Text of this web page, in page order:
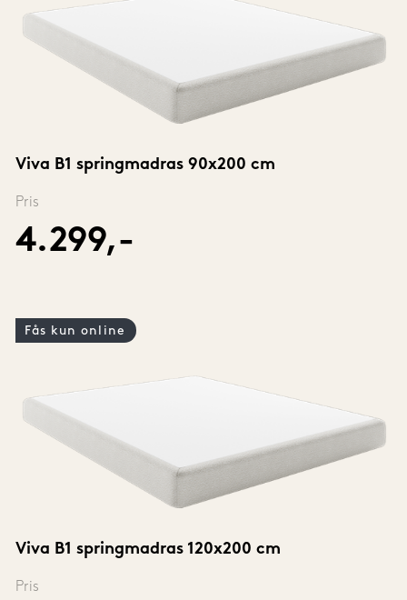
Viva B1 springmadras 90x200 cm
Pris
4.299,-
Viva B1 springmadras 120x200 cm
Pris
Fås kun online